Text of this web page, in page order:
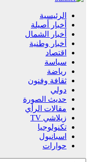
الرئيسية
أخبار أصيلة
أخبار الشمال
أخبار وطنية
اقتصاد
سياسة
رياضة
ثقافة وفنون
دولي
حديث الصورة
مقالات الرأي
زيلاشي TV
تكنولوجيا
اسبانيول
حوارات